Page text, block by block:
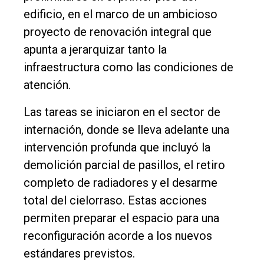
Entrevistas
Rural
Deportes
Fúnebres
Edición
Empresa
Nosotros
Contacto
edificio, en el marco de un ambicioso
proyecto de renovación integral que
apunta a jerarquizar tanto la
infraestructura como las condiciones de
atención.
Las tareas se iniciaron en el sector de
internación, donde se lleva adelante una
intervención profunda que incluyó la
demolición parcial de pasillos, el retiro
completo de radiadores y el desarme
total del cielorraso. Estas acciones
permiten preparar el espacio para una
reconfiguración acorde a los nuevos
estándares previstos.